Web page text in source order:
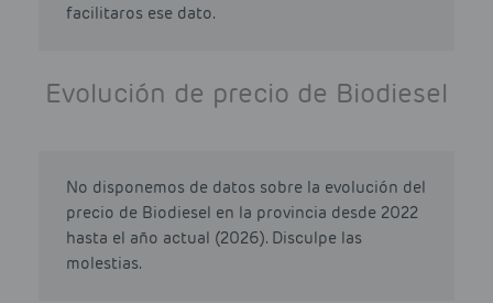
facilitaros ese dato.
Evolución de precio de Biodiesel
No disponemos de datos sobre la evolución del
precio de Biodiesel en la provincia desde 2022
hasta el año actual (2026). Disculpe las
molestias.